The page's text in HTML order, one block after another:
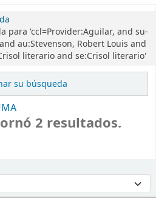
para 'ccl=Provider:Aguilar, and su-
au:Stevenson, Robert Louis and
literario and se:Crisol literario'
su búsqueda
2 resultados.